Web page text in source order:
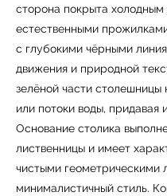
сторона покрыта
естественными
с глубокими чёрными
движения и природной
зелёной части
или потоки воды, придавая
Основание столика
лиственницы и имеет
чистыми
минималистичный стиль.